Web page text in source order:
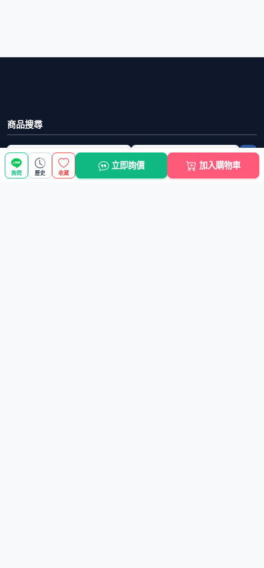
詢問 歷史 收藏
立即詢價 加入購物車
商品搜尋
選擇商品分類
搜尋商品關鍵字